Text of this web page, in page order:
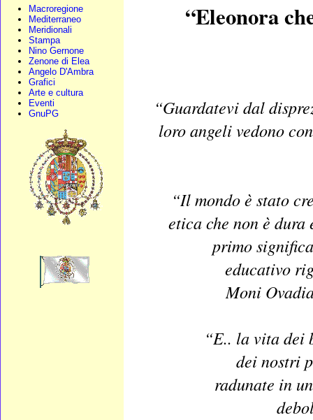
Macroregione
Mediterraneo
Meridionali
Stampa
Nino Gernone
Zenone di Elea
Angelo D'Ambra
Grafici
Arte e cultura
Eventi
GnuPG
“Eleonora
“Guardatevi dal
loro angeli vedono
“Il mondo è stato
etica che non è
primo
educativo
Moni
“E.. la vita dei
dei nostri
radunate in